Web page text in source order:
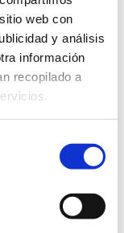
web con
y análisis
información
recopilado a
los
realidad